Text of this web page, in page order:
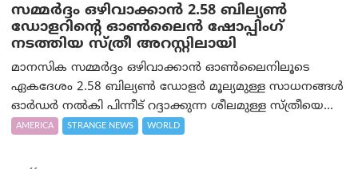
സമ്മര്‍ദ്ദം ഒഴിവാക്കാന്‍ 2.58 ബില്യൺ
ഡോളറിന്റെ ഓണ്‍ലൈന്‍ ഷോപ്പിംഗ്
നടത്തിയ സ്ത്രീ അറസ്റ്റിലായി
മാനസിക സമ്മര്‍ദ്ദം ഒഴിവാക്കാന്‍ ഓണ്‍ലൈനിലൂടെ
ഏകദേശം 2.58 ബില്യൺ ഡോളർ മൂല്യമുള്ള സാധനങ്ങള്‍
ഓര്‍ഡര്‍ നല്‍കി പിന്നീട് റദ്ദാക്കുന്ന ശീലമുള്ള സ്ത്രീയെ...
AMERICA STRANGE NEWS WORLD